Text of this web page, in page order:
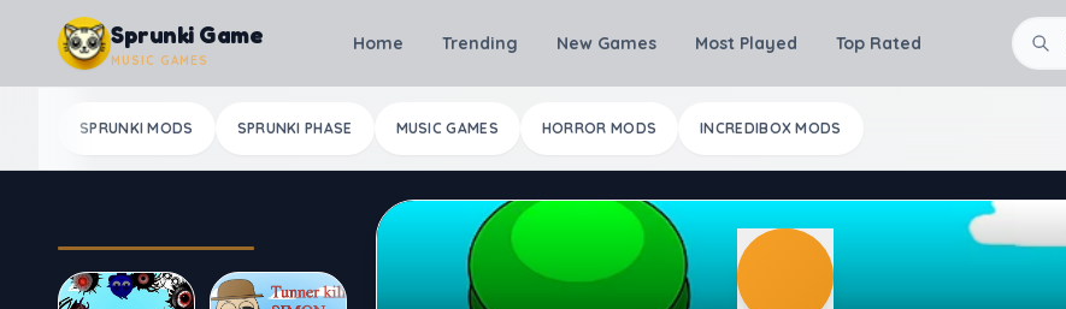
Skip to content
Sprunki Game
MUSIC GAMES
Home Trending New Games Most Played Top Rated
SPRUNKI MODS SPRUNKI PHASE MUSIC GAMES HORROR MODS INCREDIBOX MODS